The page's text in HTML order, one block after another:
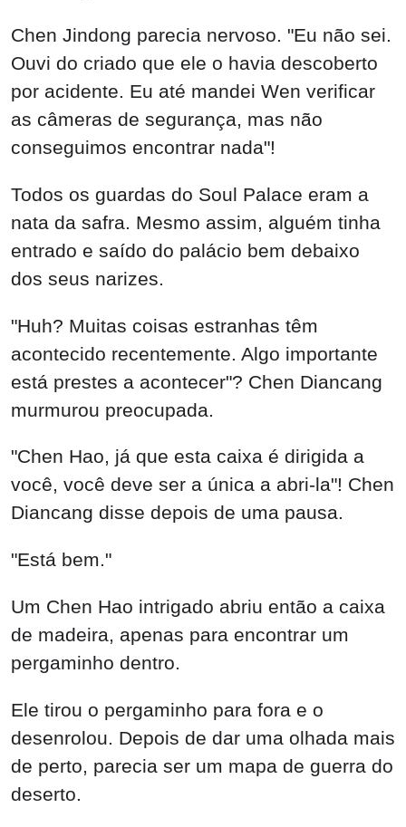
Chen Jindong parecia nervoso. "Eu não sei.
Ouvi do criado que ele o havia descoberto
por acidente. Eu até mandei Wen verificar
as câmeras de segurança, mas não
conseguimos encontrar nada"!
Todos os guardas do Soul Palace eram a
nata da safra. Mesmo assim, alguém tinha
entrado e saído do palácio bem debaixo
dos seus narizes.
"Huh? Muitas coisas estranhas têm
acontecido recentemente. Algo importante
está prestes a acontecer"? Chen Diancang
murmurou preocupada.
"Chen Hao, já que esta caixa é dirigida a
você, você deve ser a única a abri-la"! Chen
Diancang disse depois de uma pausa.
"Está bem."
Um Chen Hao intrigado abriu então a caixa
de madeira, apenas para encontrar um
pergaminho dentro.
Ele tirou o pergaminho para fora e o
desenrolou. Depois de dar uma olhada mais
de perto, parecia ser um mapa de guerra do
deserto.